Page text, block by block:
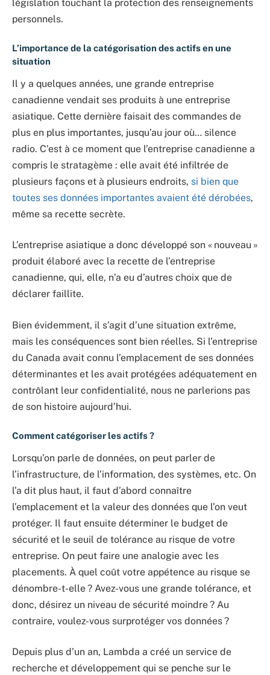
législation touchant la protection des renseignements
personnels.
L’importance de la catégorisation des actifs en une
situation
Il y a quelques années, une grande entreprise
canadienne vendait ses produits à une entreprise
asiatique. Cette dernière faisait des commandes de
plus en plus importantes, jusqu’au jour où… silence
radio. C’est à ce moment que l’entreprise canadienne a
compris le stratagème : elle avait été infiltrée de
plusieurs façons et à plusieurs endroits, si bien que
toutes ses données importantes avaient été dérobées,
même sa recette secrète.
L’entreprise asiatique a donc développé son « nouveau »
produit élaboré avec la recette de l’entreprise
canadienne, qui, elle, n’a eu d’autres choix que de
déclarer faillite.
Bien évidemment, il s’agit d’une situation extrême,
mais les conséquences sont bien réelles. Si l’entreprise
du Canada avait connu l’emplacement de ses données
déterminantes et les avait protégées adéquatement en
contrôlant leur confidentialité, nous ne parlerions pas
de son histoire aujourd’hui.
Comment catégoriser les actifs ?
Lorsqu’on parle de données, on peut parler de
l’infrastructure, de l’information, des systèmes, etc. On
l’a dit plus haut, il faut d’abord connaître
l’emplacement et la valeur des données que l’on veut
protéger. Il faut ensuite déterminer le budget de
sécurité et le seuil de tolérance au risque de votre
entreprise. On peut faire une analogie avec les
placements. À quel coût votre appétence au risque se
dénombre-t-elle ? Avez-vous une grande tolérance, et
donc, désirez un niveau de sécurité moindre ? Au
contraire, voulez-vous surprotéger vos données ?
Depuis plus d’un an, Lambda a créé un service de
recherche et développement qui se penche sur le